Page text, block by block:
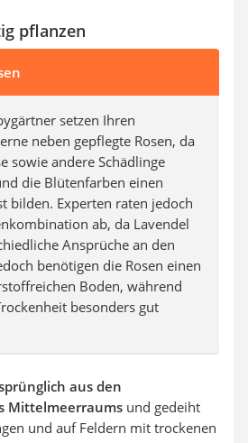
pflanzen
setzen Ihren
neben gepflegte Rosen, da
sowie andere Schädlinge
die Blütenfarben einen
bilden. Experten raten jedoch
ab, da Lavendel
Ansprüche an den
benötigen die Rosen einen
Boden, während
besonders gut
aus den
Mittelmeerraums und gedeiht
und auf Feldern mit trockenen